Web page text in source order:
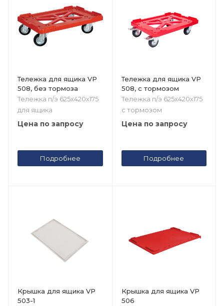
Тележка для ящика VP
508, без тормоза
Тележка п/э 625х420х175
для ящика
Цена по запросу
Подробнее
Тележка для ящика VP
508, с тормозом
Тележка п/э 625х420х175
с тормозом
Цена по запросу
Подробнее
Крышка для ящика VP
503-1
Крышка для ящика VP
506